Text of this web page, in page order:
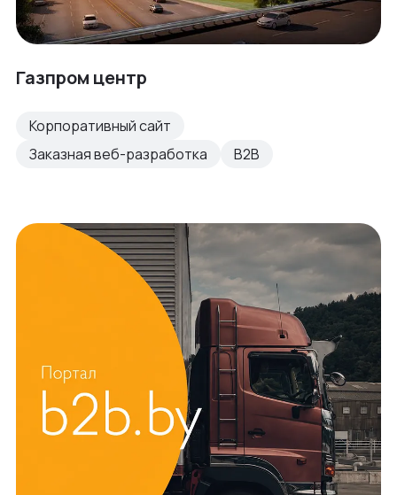
Газпром центр
Корпоративный сайт
Заказная веб-разработка
B2B